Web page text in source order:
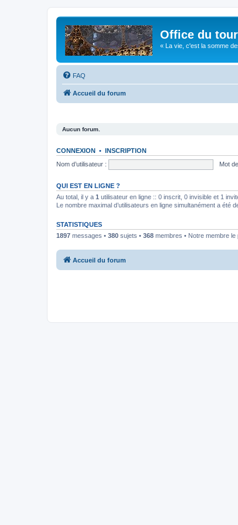
Office du
« La vie, c'est la somme
FAQ
Accueil du forum
Aucun forum.
CONNEXION • INSCRIPTION
Nom d’utilisateur :
Mot
QUI EST EN LIGNE ?
Au total, il y a 1 utilisateur en ligne :: 0 inscrit, 0 invisible et 1
Le nombre maximal d’utilisateurs en ligne simultanément a été
STATISTIQUES
1897 messages • 380 sujets • 368 membres • Notre membre
Accueil du forum